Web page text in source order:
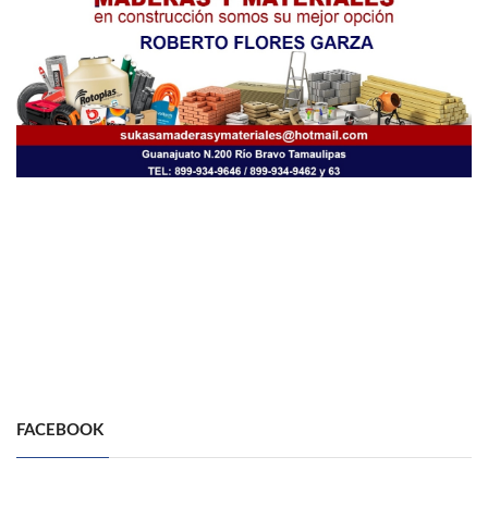
FACEBOOK